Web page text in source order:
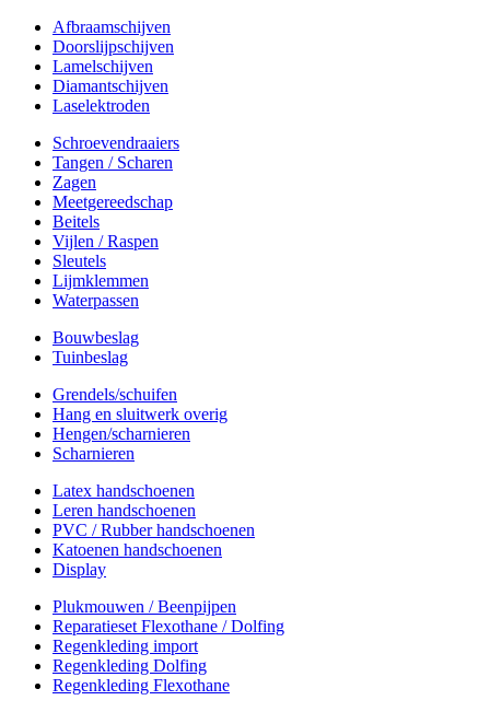
Afbraamschijven
Doorslijpschijven
Lamelschijven
Diamantschijven
Laselektroden
Schroevendraaiers
Tangen / Scharen
Zagen
Meetgereedschap
Beitels
Vijlen / Raspen
Sleutels
Lijmklemmen
Waterpassen
Bouwbeslag
Tuinbeslag
Grendels/schuifen
Hang en sluitwerk overig
Hengen/scharnieren
Scharnieren
Latex handschoenen
Leren handschoenen
PVC / Rubber handschoenen
Katoenen handschoenen
Display
Plukmouwen / Beenpijpen
Reparatieset Flexothane / Dolfing
Regenkleding import
Regenkleding Dolfing
Regenkleding Flexothane